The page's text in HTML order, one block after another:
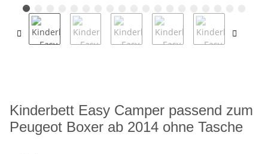
Kinderbett Easy Camper passend zum
Peugeot Boxer ab 2014 ohne Tasche